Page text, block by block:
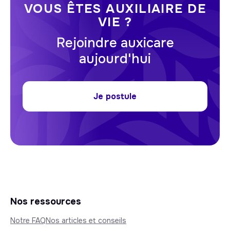
VOUS ÊTES AUXILIAIRE DE
VIE ?
Rejoindre auxicare
aujourd'hui
Je postule
Nos ressources
Notre FAQNos articles et conseils